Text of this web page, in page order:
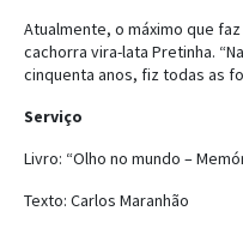
Atualmente, o máximo que
cachorra vira-lata Pretinha.
cinquenta anos, fiz todas as
Serviço
Livro: “Olho no mundo –
Texto: Carlos Maranhão